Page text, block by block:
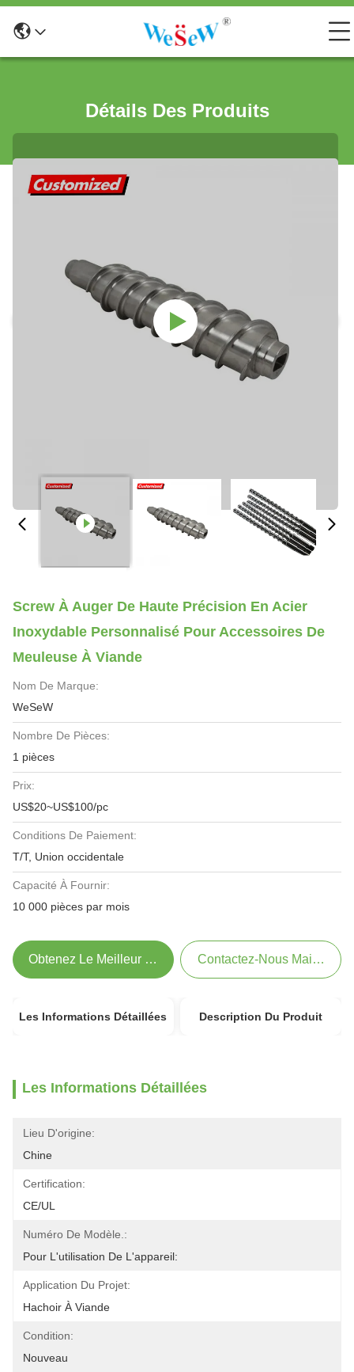
Détails Des Produits
Screw À Auger De Haute Précision En Acier
Inoxydable Personnalisé Pour Accessoires De
Meuleuse À Viande
Nom De Marque:
WeSeW
Nombre De Pièces:
1 pièces
Prix:
US$20~US$100/pc
Conditions De Paiement:
T/T, Union occidentale
Capacité À Fournir:
10 000 pièces par mois
Obtenez Le Meilleur Prix Contactez-Nous Maintenant
Les Informations Détaillées Description Du Produit
Les Informations Détaillées
Lieu D'origine:
Chine
Certification:
CE/UL
Numéro De Modèle.:
Pour L'utilisation De L'appareil:
Application Du Projet:
Hachoir À Viande
Condition:
Nouveau